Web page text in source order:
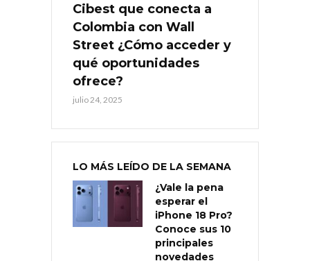
Cibest que conecta a
Colombia con Wall
Street ¿Cómo acceder y
qué oportunidades
ofrece?
julio 24, 2025
LO MÁS LEÍDO DE LA SEMANA
¿Vale la pena
esperar el
iPhone 18 Pro?
Conoce sus 10
principales
novedades